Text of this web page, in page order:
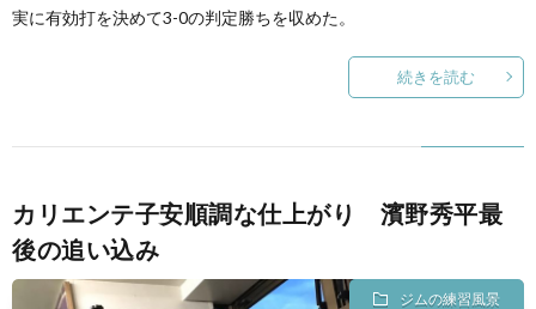
実に有効打を決めて3-0の判定勝ちを収めた。
続きを読む
カリエンテ子安順調な仕上がり 濱野秀平最
後の追い込み
ジムの練習風景